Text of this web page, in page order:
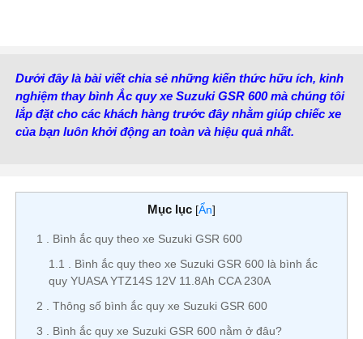
Dưới đây là bài viết chia sẻ những kiến thức hữu ích, kinh
nghiệm thay bình Ắc quy xe Suzuki GSR 600 mà chúng tôi
lắp đặt cho các khách hàng trước đây nhằm giúp chiếc xe
của bạn luôn khởi động an toàn và hiệu quả nhất.
Mục lục [Ẩn]
1
Bình ắc quy theo xe Suzuki GSR 600
1.1
Bình ắc quy theo xe Suzuki GSR 600 là bình ắc
quy YUASA YTZ14S 12V 11.8Ah CCA 230A
2
Thông số bình ắc quy xe Suzuki GSR 600
3
Bình ắc quy xe Suzuki GSR 600 nằm ở đâu?